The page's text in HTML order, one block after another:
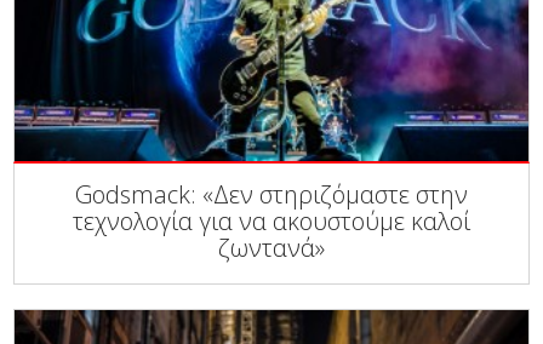
Godsmack: «Δεν στηριζόμαστε στην
τεχνολογία για να ακουστούμε καλοί
ζωντανά»